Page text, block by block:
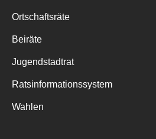
Ortschaftsräte
Beiräte
Jugendstadtrat
Ratsinformationssystem
Wahlen